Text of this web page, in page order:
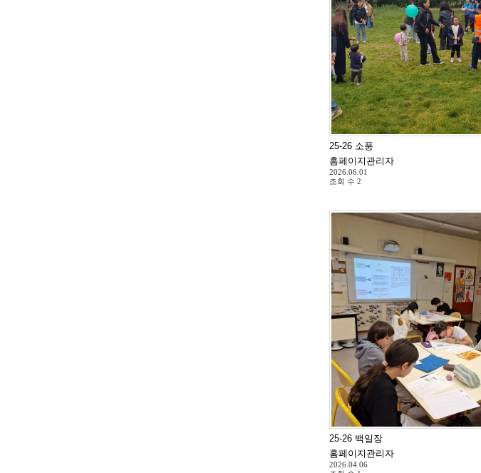
25-26 소풍
홈페이지관리자
2026.06.01
조회 수 2
25-26 백일장
홈페이지관리자
2026.04.06